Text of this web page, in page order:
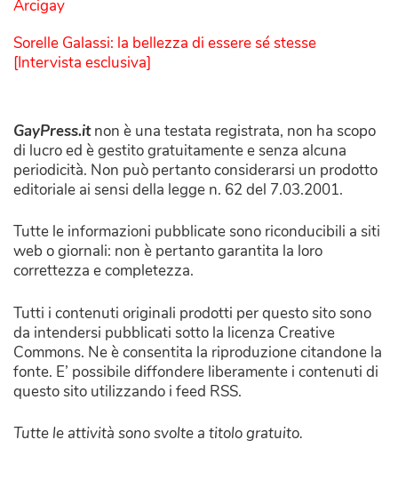
Arcigay
Sorelle Galassi: la bellezza di essere sé stesse
[Intervista esclusiva]
GayPress.itnon è una testata registrata, non ha scopo
di lucro ed è gestito gratuitamente e senza alcuna
periodicità. Non può pertanto considerarsi un prodotto
editoriale ai sensi della legge n. 62 del 7.03.2001.
Tutte le informazioni pubblicate sono riconducibili a siti
web o giornali: non è pertanto garantita la loro
correttezza e completezza.
Tutti i contenuti originali prodotti per questo sito sono
da intendersi pubblicati sotto la licenza Creative
Commons. Ne è consentita la riproduzione citandone la
fonte. E’ possibile diffondere liberamente i contenuti di
questo sito utilizzando i feed RSS.
Tutte le attività sono svolte a titolo gratuito.